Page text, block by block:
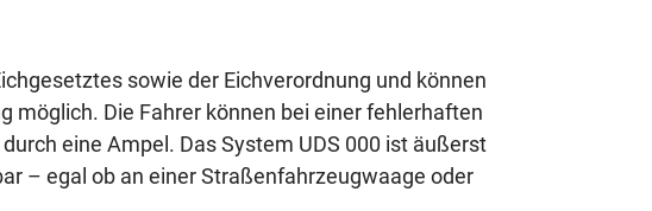
sowie der Eichverordnung und können
möglich. Die Fahrer können bei einer fehlerhaften
eine Ampel. Das System UDS 000 ist äußerst
– egal ob an einer Straßenfahrzeugwaage oder